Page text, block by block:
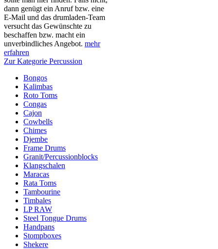
dann genügt ein Anruf bzw. eine
E-Mail und das drumladen-Team
versucht das Gewünschte zu
beschaffen bzw. macht ein
unverbindliches Angebot. mehr
erfahren
Zur Kategorie Percussion
Bongos
Kalimbas
Roto Toms
Congas
Cajon
Cowbells
Chimes
Djembe
Frame Drums
Granit/Percussionblocks
Klangschalen
Maracas
Rata Toms
Tambourine
Timbales
LP RAW
Steel Tongue Drums
Handpans
Stompboxes
Shekere